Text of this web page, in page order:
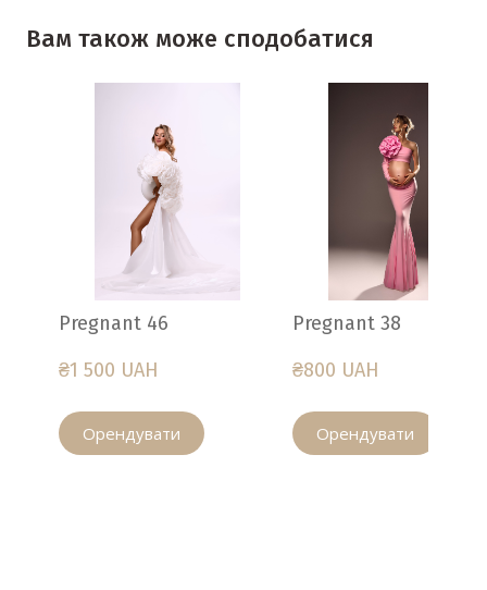
Вам також може сподобатися
Pregnant 46
₴1 500 UAH
Орендувати
Pregnant 38
₴800 UAH
Орендувати